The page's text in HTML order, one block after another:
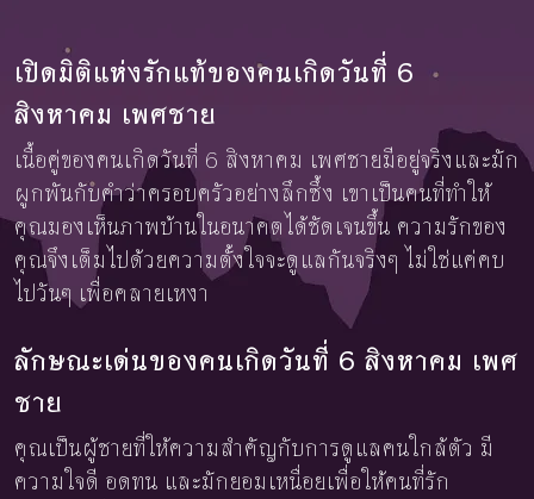
เปิดมิติแห่งรักแท้ของคนเกิดวันที่ 6
สิงหาคม เพศชาย
เนื้อคู่ของคนเกิดวันที่ 6 สิงหาคม เพศชายมีอยู่จริงและมัก
ผูกพันกับคำว่าครอบครัวอย่างลึกซึ้ง เขาเป็นคนที่ทำให้
คุณมองเห็นภาพบ้านในอนาคตได้ชัดเจนขึ้น ความรักของ
คุณจึงเต็มไปด้วยความตั้งใจจะดูแลกันจริงๆ ไม่ใช่แค่คบ
ไปวันๆ เพื่อคลายเหงา
ลักษณะเด่นของคนเกิดวันที่ 6 สิงหาคม เพศ
ชาย
คุณเป็นผู้ชายที่ให้ความสำคัญกับการดูแลคนใกล้ตัว มี
ความใจดี อดทน และมักยอมเหนื่อยเพื่อให้คนที่รัก